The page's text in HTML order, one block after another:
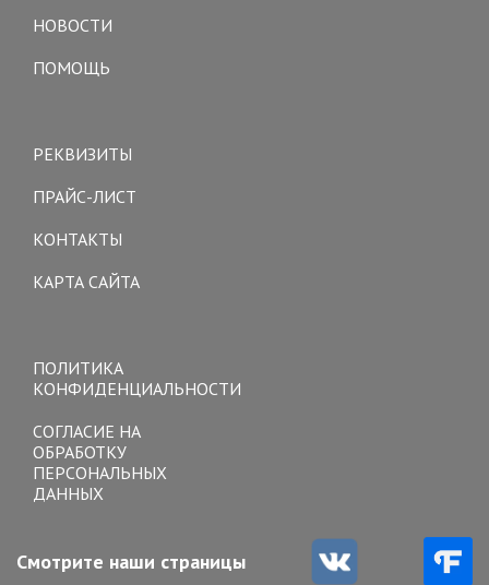
НОВОСТИ
ПОМОЩЬ
РЕКВИЗИТЫ
ПРАЙС-ЛИСТ
КОНТАКТЫ
КАРТА САЙТА
ПОЛИТИКА
КОНФИДЕНЦИАЛЬНОСТИ
СОГЛАСИЕ НА
ОБРАБОТКУ
ПЕРСОНАЛЬНЫХ
ДАННЫХ
Смотрите наши страницы